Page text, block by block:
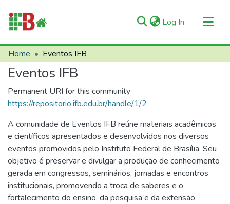
Log In (current)
Communities & Collections
All of RIIFB
Statistics
Help
Contacts
Home Eventos IFB
Eventos IFB
Permanent URI for this community
https://repositorio.ifb.edu.br/handle/1/2
A comunidade de Eventos IFB reúne materiais acadêmicos
e científicos apresentados e desenvolvidos nos diversos
eventos promovidos pelo Instituto Federal de Brasília. Seu
objetivo é preservar e divulgar a produção de conhecimento
gerada em congressos, seminários, jornadas e encontros
institucionais, promovendo a troca de saberes e o
fortalecimento do ensino, da pesquisa e da extensão.